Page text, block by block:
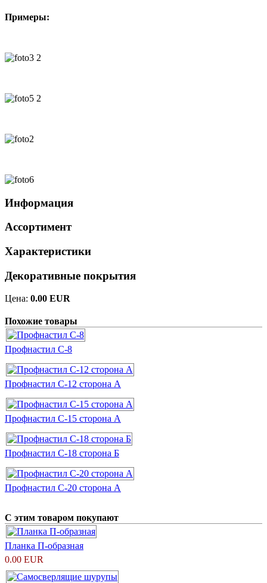
Примеры:
Информация
Ассортимент
Характеристики
Декоративные покрытия
Цена: 0.00 EUR
Похожие товары
Профнастил С-8
Профнастил С-12 сторона А
Профнастил С-15 сторона А
Профнастил С-18 сторона Б
Профнастил С-20 сторона А
С этим товаром покупают
Планка П-образная
0.00 EUR